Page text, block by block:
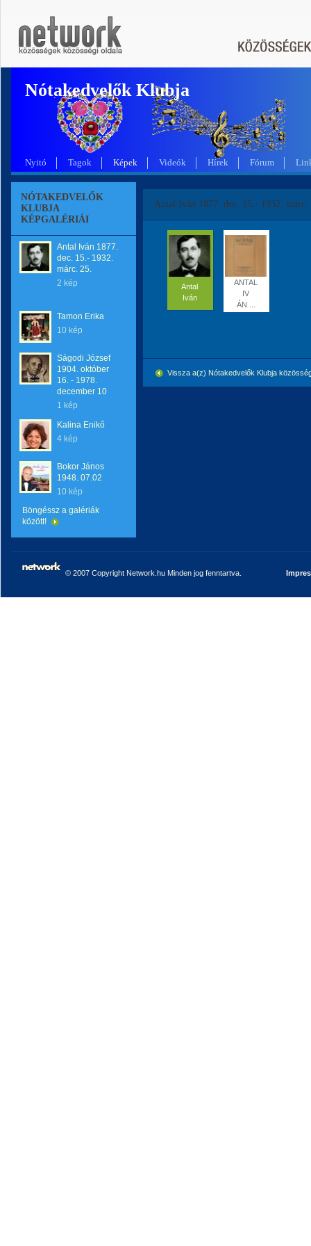
Nótakedvelők Klubja
Nyitó Tagok Képek Videók Hírek Fórum
NÓTAKEDVELŐK
KLUBJA
KÉPGALÉRIÁI
Antal Iván 1877.
dec. 15.- 1932.
márc. 25.
2 kép
Tamon Erika
10 kép
Ságodi József
1904. október
16. - 1978.
december 10
1 kép
Kalina Enikő
4 kép
Bokor János
1948. 07.02
10 kép
Böngéssz a galériák
között!
Antal Iván 1877. dec. 15.- 1932. márc.
Antal
Iván
ANTAL
IV
ÁN ...
Vissza a(z) Nótakedvelők Klubja
© 2007 Copyright Network.hu Minden jog fenntartva.